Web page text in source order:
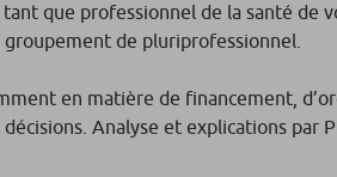
que professionnel de la santé de
de pluriprofessionnel.
en matière de financement,
Analyse et explications par